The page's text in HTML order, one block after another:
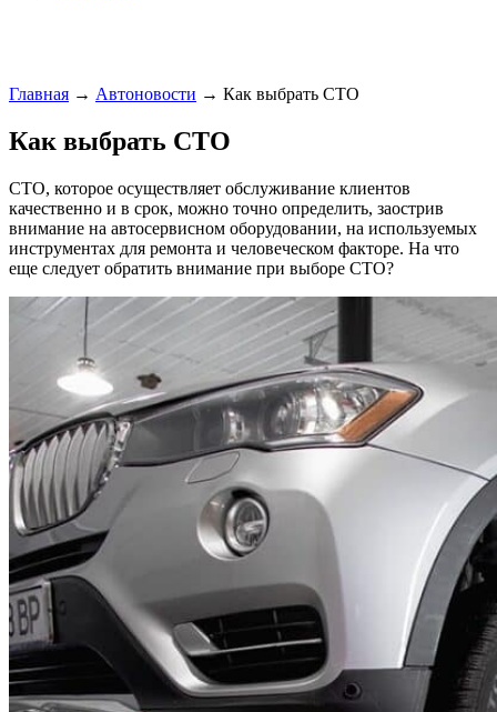
Главная → Автоновости → Как выбрать СТО
Как выбрать СТО
СТО, которое осуществляет обслуживание клиентов
качественно и в срок, можно точно определить, заострив
внимание на автосервисном оборудовании, на используемых
инструментах для ремонта и человеческом факторе. На что
еще следует обратить внимание при выборе СТО?